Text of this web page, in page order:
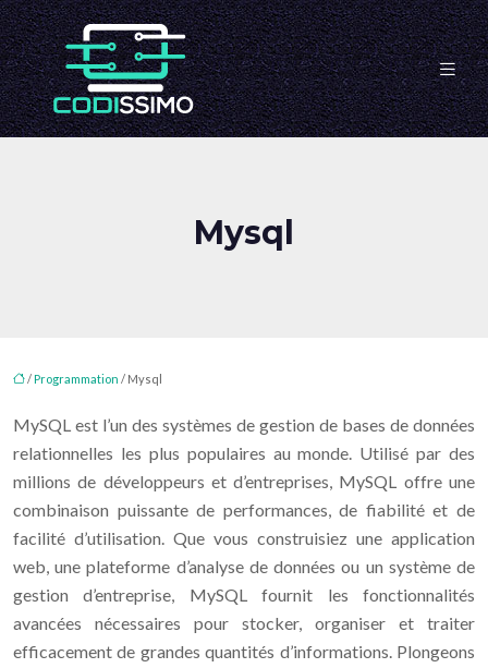
Mysql
/Programmation / Mysql
MySQL est l’un des systèmes de gestion de bases de données
relationnelles les plus populaires au monde. Utilisé par des
millions de développeurs et d’entreprises, MySQL offre une
combinaison puissante de performances, de fiabilité et de
facilité d’utilisation. Que vous construisiez une application
web, une plateforme d’analyse de données ou un système de
gestion d’entreprise, MySQL fournit les fonctionnalités
avancées nécessaires pour stocker, organiser et traiter
efficacement de grandes quantités d’informations. Plongeons